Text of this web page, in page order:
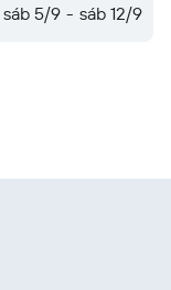
sáb 5/9 - sáb 12/9